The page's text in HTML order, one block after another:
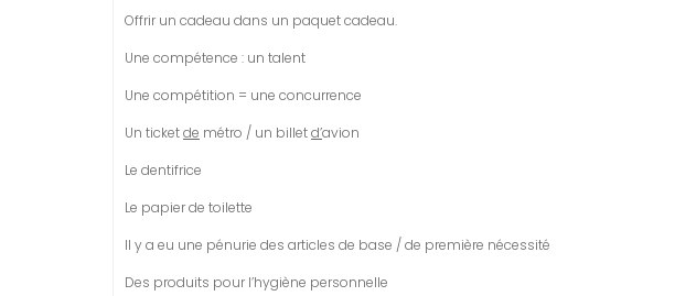
Offrir un cadeau dans un paquet cadeau.
Une compétence : un talent
Une compétition = une concurrence
Un ticketde métro / un billetd’avion
Le dentifrice
Le papier de toilette
Il y a eu une pénurie des articles de base / de première nécessité
Des produits pour l’hygiène personnelle